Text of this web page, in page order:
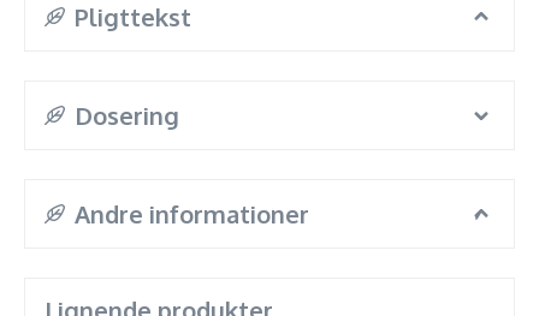
Pligttekst
Dosering
Andre informationer